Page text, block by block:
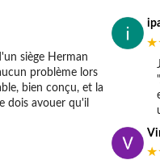
siège Herman
problème lors
bien conçu, et la
dois avouer qu'il